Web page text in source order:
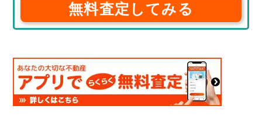
無料査定してみる